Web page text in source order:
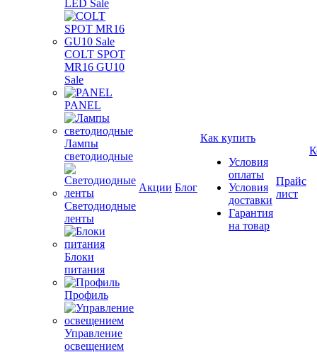
LED Sale
COLT SPOT
MR16 GU10
Sale
PANEL
Лампы
светодиодные
Светодиодные
ленты
Блоки
питания
Профиль
Управление
освещением
Акции Блог
Как купить
Условия
оплаты
Условия
доставки
Гарантия
на товар
Прайс
лист